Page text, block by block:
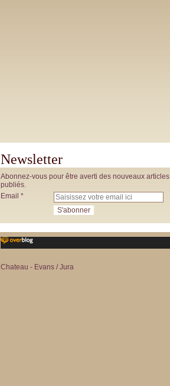
Newsletter
Abonnez-vous pour être averti des nouveaux articles
publiés.
Email
Chateau - Evans / Jura